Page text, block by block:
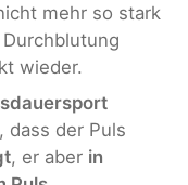
mehr so stark
wieder.
dass der Puls
, er aber in